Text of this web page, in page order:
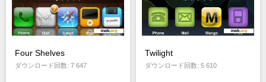
Four Shelves
ダウンロード回数: 7 647
Twilight
ダウンロード回数: 5 610